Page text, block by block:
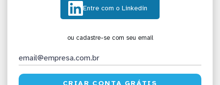
Entre com o Linkedin
ou cadastre-se com seu email